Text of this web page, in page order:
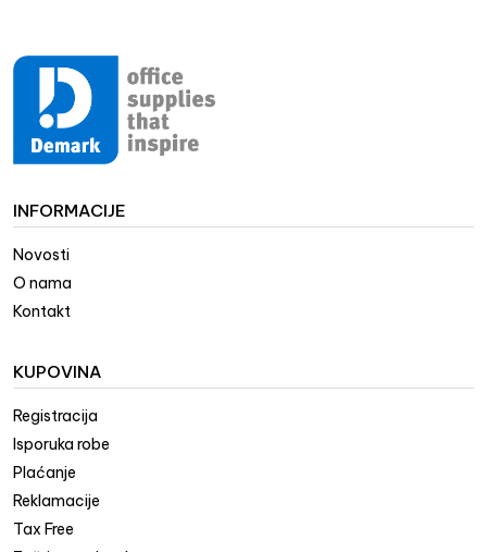
INFORMACIJE
Novosti
O nama
Kontakt
KUPOVINA
Registracija
Isporuka robe
Plaćanje
Reklamacije
Tax Free